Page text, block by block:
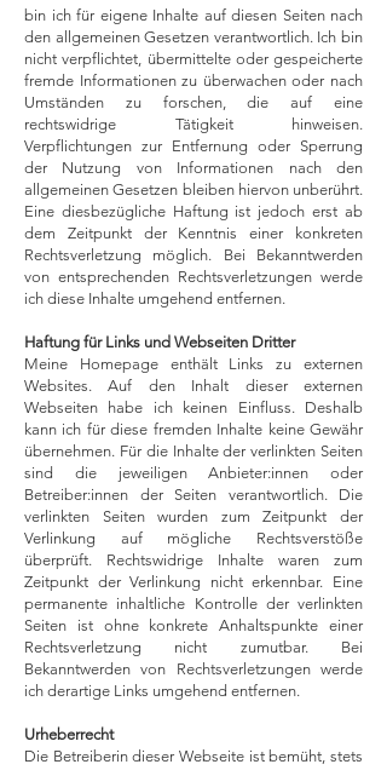
bin ich für eigene Inhalte auf diesen Seiten nach
den allgemeinen Gesetzen verantwortlich. Ich bin
nicht verpflichtet, übermittelte oder gespeicherte
fremde Informationen zu überwachen oder nach
Umständen zu forschen, die auf eine
rechtswidrige Tätigkeit hinweisen.
Verpflichtungen zur Entfernung oder Sperrung
der Nutzung von Informationen nach den
allgemeinen Gesetzen bleiben hiervon unberührt.
Eine diesbezügliche Haftung ist jedoch erst ab
dem Zeitpunkt der Kenntnis einer konkreten
Rechtsverletzung möglich. Bei Bekanntwerden
von entsprechenden Rechtsverletzungen werde
ich diese Inhalte umgehend entfernen.
Haftung für Links und Webseiten Dritter
Meine Homepage enthält Links zu externen
Websites. Auf den Inhalt dieser externen
Webseiten habe ich keinen Einfluss. Deshalb
kann ich für diese fremden Inhalte keine Gewähr
übernehmen. Für die Inhalte der verlinkten Seiten
sind die jeweiligen Anbieter:innen oder
Betreiber:innen der Seiten verantwortlich. Die
verlinkten Seiten wurden zum Zeitpunkt der
Verlinkung auf mögliche Rechtsverstöße
überprüft. Rechtswidrige Inhalte waren zum
Zeitpunkt der Verlinkung nicht erkennbar. Eine
permanente inhaltliche Kontrolle der verlinkten
Seiten ist ohne konkrete Anhaltspunkte einer
Rechtsverletzung nicht zumutbar. Bei
Bekanntwerden von Rechtsverletzungen werde
ich derartige Links umgehend entfernen.
Urheberrecht
Die Betreiberin dieser Webseite ist bemüht, stets